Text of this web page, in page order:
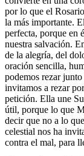
por lo que el
la más importante.
perfecta, porque en
nuestra salvación.
de la alegría, del
oración sencilla,
podemos rezar
invitamos a rezar
petición. Ella une
útil, porque lo que
decir que no a lo
celestial nos ha
contra el mal, para